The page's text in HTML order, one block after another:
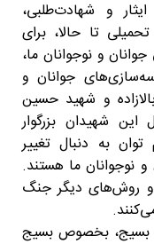
و شهادت‌طلبی،
تا حالا، برای
و نوجوانان ما،
جوانان و
و شهید حسین
شهیدان بزرگوار
به دنبال تغییر
نوجوانان ما هستند.
و روش‌های دیگر جنگ
بسیج، بخصوص بسیج